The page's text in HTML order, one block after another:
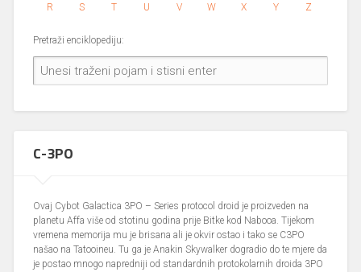
R S T U V W X Y Z
Pretraži enciklopediju:
C-3PO
Ovaj Cybot Galactica 3PO – Series protocol droid je proizveden na
planetu Affa više od stotinu godina prije Bitke kod Nabooa. Tijekom
vremena memorija mu je brisana ali je okvir ostao i tako se C3PO
našao na Tatooineu. Tu ga je Anakin Skywalker dogradio do te mjere da
je postao mnogo napredniji od standardnih protokolarnih droida 3PO